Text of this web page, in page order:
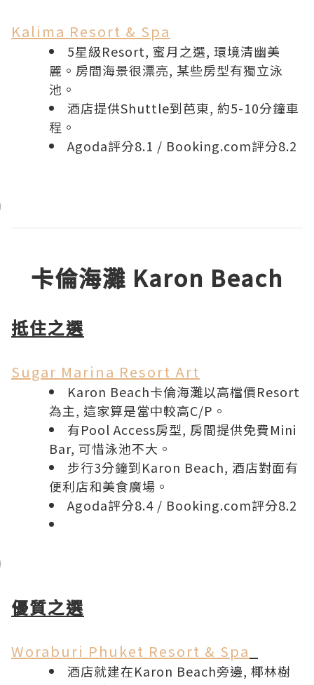
Kalima Resort & Spa
5星級Resort, 蜜月之選, 環境清幽美
麗。房間海景很漂亮, 某些房型有獨立泳
池。
酒店提供Shuttle到芭東, 約5-10分鐘車
程。
Agoda評分8.1 / Booking.com評分8.2
卡倫海灘 Karon Beach
抵住之選
Sugar Marina Resort Art
Karon Beach卡倫海灘以高檔價Resort
為主, 這家算是當中較高C/P。
有Pool Access房型, 房間提供免費Mini
Bar, 可惜泳池不大。
步行3分鐘到Karon Beach, 酒店對面有
便利店和美食廣場。
Agoda評分8.4 / Booking.com評分8.2
優質之選
Woraburi Phuket Resort & Spa
酒店就建在Karon Beach旁邊, 椰林樹